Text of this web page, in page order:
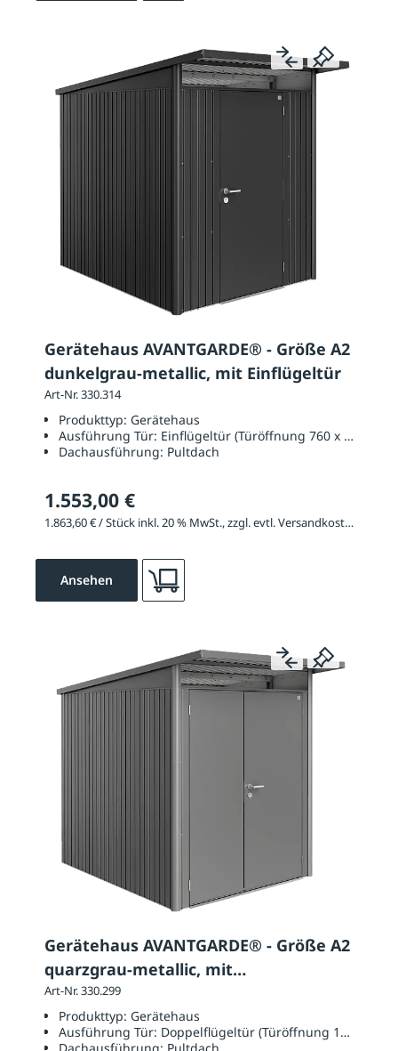
Gerätehaus AVANTGARDE® - Größe A2
dunkelgrau-metallic, mit Einflügeltür
Art-Nr. 330.314
Produkttyp: Gerätehaus
Ausführung Tür: Einflügeltür (Türöffnung 760 x 1820
Dachausführung: Pultdach
1.553,00 €
1.863,60 € / Stück inkl. 20 % MwSt., zzgl. evtl. Versandkosten
Ansehen
Gerätehaus AVANTGARDE® - Größe A2
quarzgrau-metallic, mit
Doppelflügeltür
Art-Nr. 330.299
Produkttyp: Gerätehaus
Ausführung Tür: Doppelflügeltür (Türöffnung 1390 x